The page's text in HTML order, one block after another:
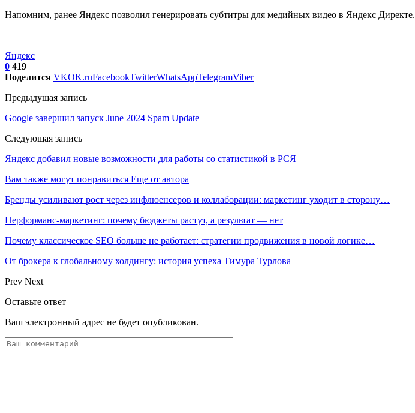
Напомним, ранее Яндекс позволил генерировать субтитры для медийных видео в Яндекс Директе.
Яндекс
0 419
Поделится VKOK.ruFacebookTwitterWhatsAppTelegramViber
Предыдущая запись
Google завершил запуск June 2024 Spam Update
Следующая запись
Яндекс добавил новые возможности для работы со статистикой в РСЯ
Вам также могут понравиться Еще от автора
Бренды усиливают рост через инфлюенсеров и коллаборации: маркетинг уходит в сторону…
Перформанс-маркетинг: почему бюджеты растут, а результат — нет
Почему классическое SEO больше не работает: стратегии продвижения в новой логике…
От брокера к глобальному холдингу: история успеха Тимура Турлова
Prev Next
Оставьте ответ
Ваш электронный адрес не будет опубликован.